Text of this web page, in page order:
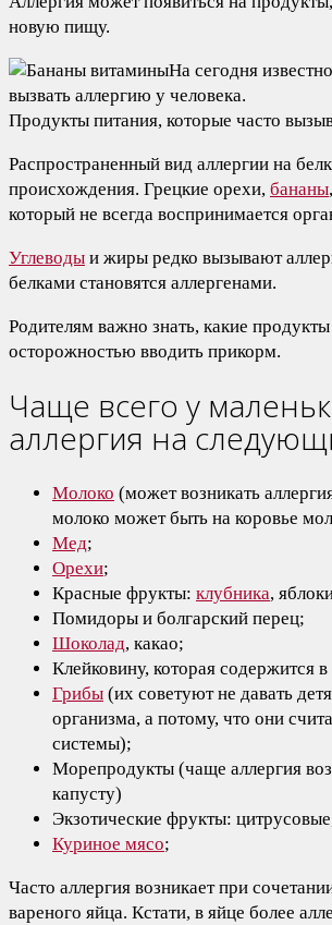
новую пищу.
На сегодня
вызвать аллергию у человека.
Продукты питания, которые часто
Распространенный вид аллергии на
происхождения. Грецкие орехи, бананы
который не всегда воспринимается
Углеводы и жиры редко вызывают
белками становятся аллергенами.
Родителям важно знать, какие
осторожностью вводить прикорм.
Чаще всего у
аллергия на
Молоко (может возникать
молоко может быть на коровье
Мед;
Орехи;
Красные фрукты: клубника,
Помидоры и болгарский перец;
Шоколад, какао;
Клейковину, которая содержится в
Грибы (их советуют не давать
организма, а потому, что они
системы);
Морепродукты (чаще аллергия
капусту)
Экзотические фрукты:
Куриное мясо;
Часто аллергия возникает при
вареного яйца. Кстати, в яйце более